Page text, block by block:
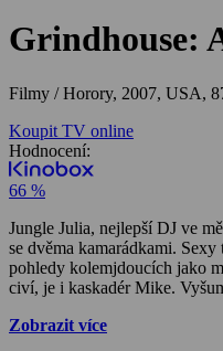
Grindhouse:
Filmy / Horory, 2007, USA,
Koupit TV online
Hodnocení:
66 %
Jungle Julia, nejlepší DJ ve
se dvěma kamarádkami.
pohledy kolemjdoucích jako
civí, je i kaskadér Mike.
usazují v baru, Mike žhaví
Zobrazit více